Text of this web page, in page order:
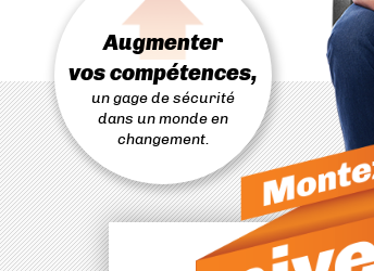
CONTENU
Augmenter
vos compétences,
un gage de sécurité
dans un monde en
changement.